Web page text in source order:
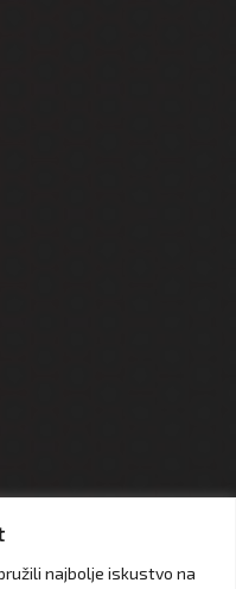
najbolje iskustvo na